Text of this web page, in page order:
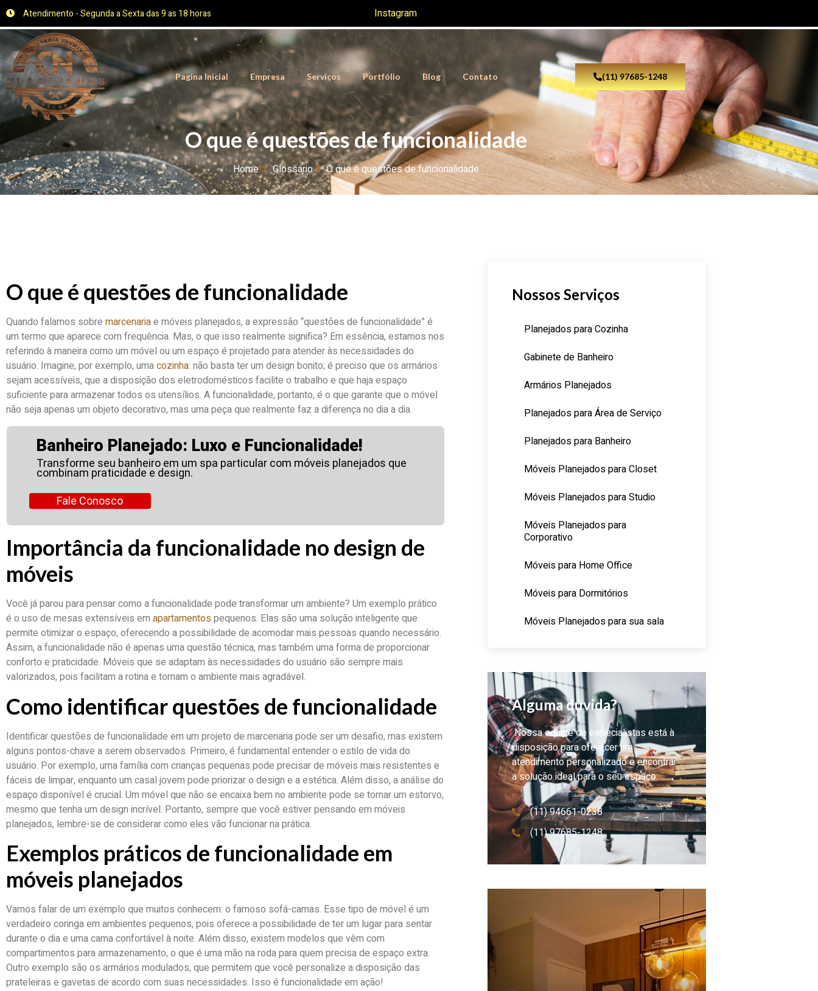
Atendimento - Segunda a Sexta das 9 as 18 horas Instagram
Pagina Inicial Empresa Serviços Portfólio Blog Contato (11) 97685-1248
O que é questões de funcionalidade
Home Glossário O que é questões de funcionalidade
O que é questões de funcionalidade
Quando falamos sobre marcenariae móveis planejados, a expressão “questões de funcionalidade” é
um termo que aparece com frequência. Mas, o que isso realmente significa? Em essência, estamos nos
referindo à maneira como um móvel ou um espaço é projetado para atender às necessidades do
usuário. Imagine, por exemplo, umacozinha: não basta ter um design bonito; é preciso que os armários
sejam acessíveis, que a disposição dos eletrodomésticos facilite o trabalho e que haja espaço
suficiente para armazenar todos os utensílios. A funcionalidade, portanto, é o que garante que o móvel
não seja apenas um objeto decorativo, mas uma peça que realmente faz a diferença no dia a dia.
Banheiro Planejado: Luxo e Funcionalidade!
Transforme seu banheiro em um spa particular com móveis planejados que
combinam praticidade e design.
Fale Conosco
Importância da funcionalidade no design de
móveis
Você já parou para pensar como a funcionalidade pode transformar um ambiente? Um exemplo prático
é o uso de mesas extensíveis em apartamentos pequenos. Elas são uma solução inteligente que
permite otimizar o espaço, oferecendo a possibilidade de acomodar mais pessoas quando necessário.
Assim, a funcionalidade não é apenas uma questão técnica, mas também uma forma de proporcionar
conforto e praticidade. Móveis que se adaptam às necessidades do usuário são sempre mais
valorizados, pois facilitam a rotina e tornam o ambiente mais agradável.
Como identificar questões de funcionalidade
Identificar questões de funcionalidade em um projeto de marcenaria pode ser um desafio, mas existem
alguns pontos-chave a serem observados. Primeiro, é fundamental entender o estilo de vida do
usuário. Por exemplo, uma família com crianças pequenas pode precisar de móveis mais resistentes e
fáceis de limpar, enquanto um casal jovem pode priorizar o design e a estética. Além disso, a análise do
espaço disponível é crucial. Um móvel que não se encaixa bem no ambiente pode se tornar um estorvo,
mesmo que tenha um design incrível. Portanto, sempre que você estiver pensando em móveis
planejados, lembre-se de considerar como eles vão funcionar na prática.
Exemplos práticos de funcionalidade em
móveis planejados
Vamos falar de um exemplo que muitos conhecem: o famoso sofá-camas. Esse tipo de móvel é um
verdadeiro coringa em ambientes pequenos, pois oferece a possibilidade de ter um lugar para sentar
durante o dia e uma cama confortável à noite. Além disso, existem modelos que vêm com
compartimentos para armazenamento, o que é uma mão na roda para quem precisa de espaço extra.
Outro exemplo são os armários modulados, que permitem que você personalize a disposição das
prateleiras e gavetas de acordo com suas necessidades. Isso é funcionalidade em ação!
Nossos Serviços
Planejados para Cozinha
Gabinete de Banheiro
Armários Planejados
Planejados para Área de Serviço
Planejados para Banheiro
Móveis Planejados para Closet
Móveis Planejados para Studio
Móveis Planejados para
Corporativo
Móveis para Home Office
Móveis para Dormitórios
Móveis Planejados para sua sala
Alguma dúvida?
Nossa equipe de especialistas está à
disposição para oferecer um
atendimento personalizado e encontrar
a solução ideal para o seu espaço.
(11) 94661-0238
(11) 97685-1248